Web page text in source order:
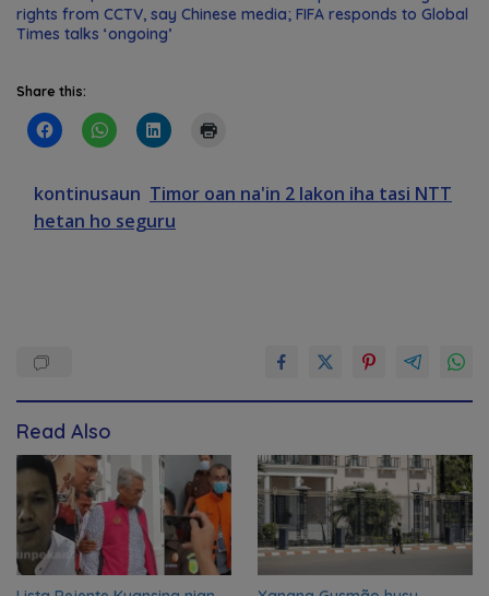
rights from CCTV, say Chinese media; FIFA responds to Global
Times talks ‘ongoing’
Share this:
kontinusaun Timor oan na'in 2 lakon iha tasi NTT
hetan ho seguru
Read Also